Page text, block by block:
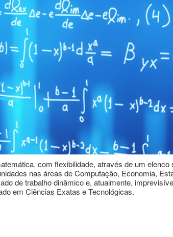
com flexibilidade, através de um
nas áreas de Computação, Economia,
de trabalho dinâmico e, atualmente,
em Ciências Exatas e Tecnológicas.